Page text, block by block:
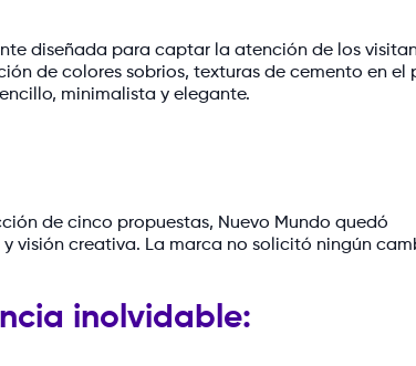
diseñada para captar la atención de los
de colores sobrios, texturas de cemento en el
minimalista y elegante.
de cinco propuestas, Nuevo Mundo quedó
visión creativa. La marca no solicitó ningún
inolvidable: